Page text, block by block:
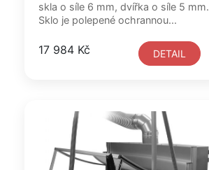
skla o síle 6 mm, dvířka o síle 5 mm.
Sklo je polepené ochrannou...
17 984 Kč DETAIL